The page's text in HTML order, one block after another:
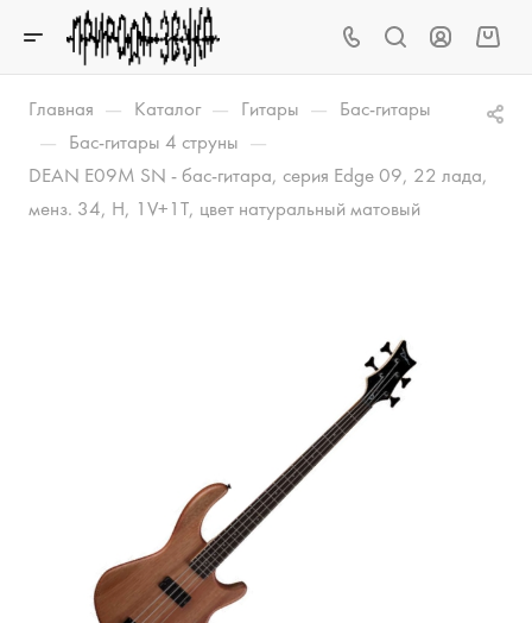
Главная — Каталог — Гитары — Бас-гитары
— Бас-гитары 4 струны —
DEAN E09M SN - бас-гитара, серия Edge 09, 22 лада,
менз. 34, H, 1V+1T, цвет натуральный матовый